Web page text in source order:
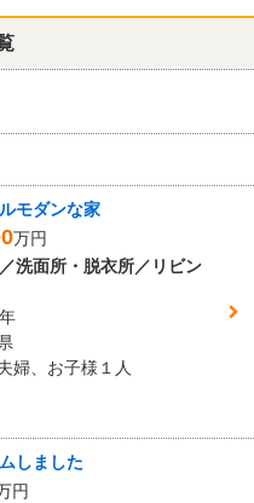
モダンな家
万円
洗面所・脱衣所／リビン
婦、お子様１人
しました
円